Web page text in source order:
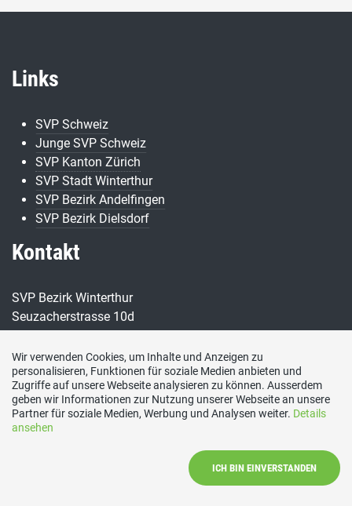
Links
SVP Schweiz
Junge SVP Schweiz
SVP Kanton Zürich
SVP Stadt Winterthur
SVP Bezirk Andelfingen
SVP Bezirk Dielsdorf
Kontakt
SVP Bezirk Winterthur
Seuzacherstrasse 10d
8474 Dinhard
Konto:
CH66 8080 8006 1996 8553 1
Social Media
Wir verwenden Cookies, um Inhalte und Anzeigen zu
personalisieren, Funktionen für soziale Medien anbieten und
Zugriffe auf unsere Webseite analysieren zu können. Ausserdem
geben wir Informationen zur Nutzung unserer Webseite an unsere
Partner für soziale Medien, Werbung und Analysen weiter. Details
ansehen
ICH BIN EINVERSTANDEN